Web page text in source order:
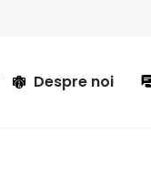
Despre noi